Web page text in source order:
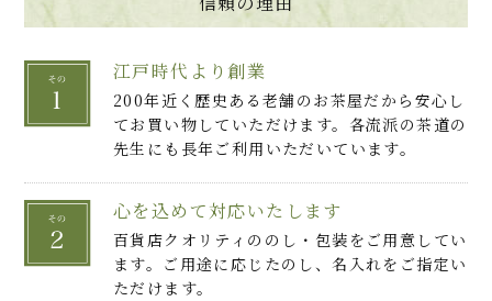
江戸時代より創業
200年近く歴史ある老舗のお茶屋だから安心し
てお買い物していただけます。各流派の茶道の
先生にも長年ご利用いただいています。
心を込めて対応いたします
百貨店クオリティののし・包装をご用意してい
ます。ご用途に応じたのし、名入れをご指定い
ただけます。